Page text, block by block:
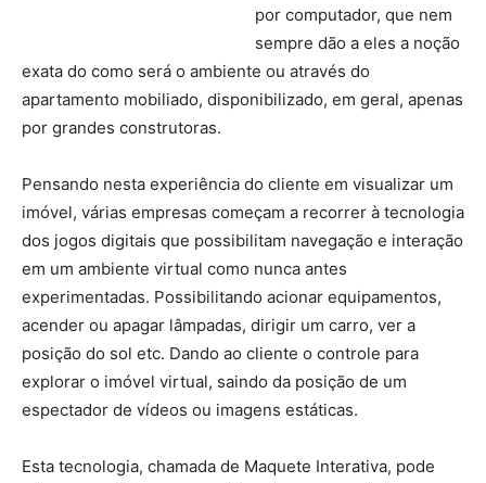
por computador, que nem
sempre dão a eles a noção
exata do como será o ambiente ou através do
apartamento mobiliado, disponibilizado, em geral, apenas
por grandes construtoras.
Pensando nesta experiência do cliente em visualizar um
imóvel, várias empresas começam a recorrer à tecnologia
dos jogos digitais que possibilitam navegação e interação
em um ambiente virtual como nunca antes
experimentadas. Possibilitando acionar equipamentos,
acender ou apagar lâmpadas, dirigir um carro, ver a
posição do sol etc. Dando ao cliente o controle para
explorar o imóvel virtual, saindo da posição de um
espectador de vídeos ou imagens estáticas.
Esta tecnologia, chamada de Maquete Interativa, pode